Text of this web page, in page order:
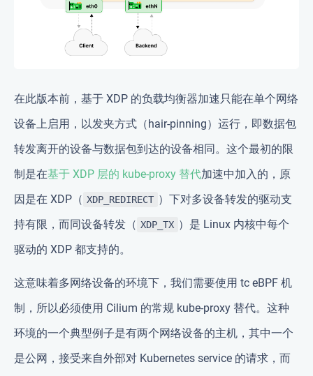
在此版本前，基于 XDP 的负载均衡器加速只能在单个网络
设备上启用，以发夹方式（hair-pinning）运行，即数据包
转发离开的设备与数据包到达的设备相同。这个最初的限
制是在基于 XDP 层的 kube-proxy 替代加速中加入的，原
因是在 XDP（ XDP_REDIRECT ）下对多设备转发的驱动支
持有限，而同设备转发（ XDP_TX ）是 Linux 内核中每个
驱动的 XDP 都支持的。
这意味着多网络设备的环境下，我们需要使用 tc eBPF 机
制，所以必须使用 Cilium 的常规 kube-proxy 替代。这种
环境的一个典型例子是有两个网络设备的主机，其中一个
是公网，接受来自外部对 Kubernetes service 的请求，而